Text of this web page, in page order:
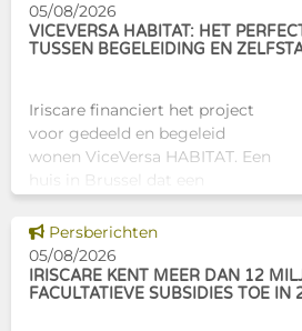
05/08/2026
VICEVERSA HABITAT: HET
TUSSEN BEGELEIDING EN
Iriscare financiert het project
voor gedeeld en begeleid
wonen ViceVersa HABITAT. Een
huis in Brussel dat een
alternatief biedt voor de
traditionele
huisvestingsstructuren v
Dit nieuws tonen
Persberichten
05/08/2026
IRISCARE KENT MEER DAN 12
FACULTATIEVE SUBSIDIES TOE IN